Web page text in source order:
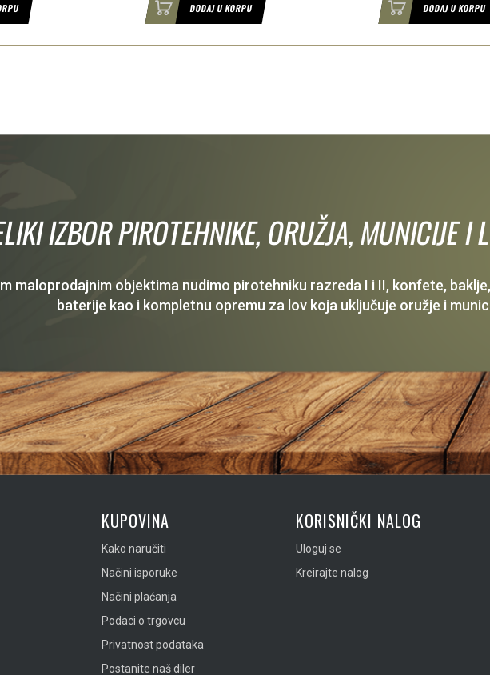
DODAJ U KORPU DODAJ U KORPU
IZBOR PIROTEHNIKE, ORUŽJA, MUNICIJE I
maloprodajnim objektima nudimo pirotehniku razreda I i II, konfete,
baterije kao i kompletnu opremu za lov koja uključuje oružje i
KUPOVINA
Kako naručiti
Načini isporuke
Načini plaćanja
Podaci o trgovcu
Privatnost podataka
Postanite naš diler
KORISNIČKI NALOG
Uloguj se
Kreirajte nalog